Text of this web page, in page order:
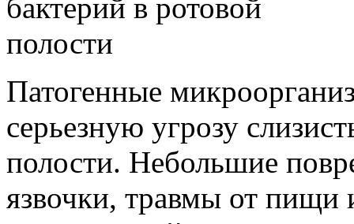
Патогенные
серьезную угрозу
полости. Небольшие
язвочки, травмы от пищи